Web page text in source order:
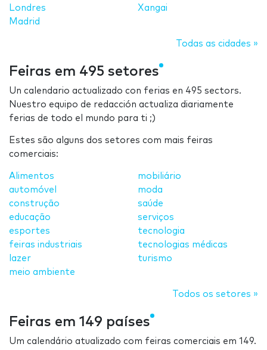
Londres
Madrid
Xangai
Todas as cidades »
Feiras em 495 setores
Un calendario actualizado con ferias en 495 sectors.
Nuestro equipo de redacción actualiza diariamente
ferias de todo el mundo para ti ;)
Estes são alguns dos setores com mais feiras
comerciais:
Alimentos
automóvel
construção
educação
esportes
feiras industriais
lazer
meio ambiente
mobiliário
moda
saúde
serviços
tecnologia
tecnologias médicas
turismo
Todos os setores »
Feiras em 149 países
Um calendário atualizado com feiras comerciais em 149.